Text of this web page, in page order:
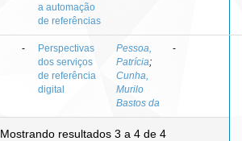
a automação
de referências
-
Perspectivas
dos serviços
de referência
digital
Pessoa,
Patrícia;
Cunha,
Murilo
Bastos da
-
Mostrando resultados 3 a 4 de 4